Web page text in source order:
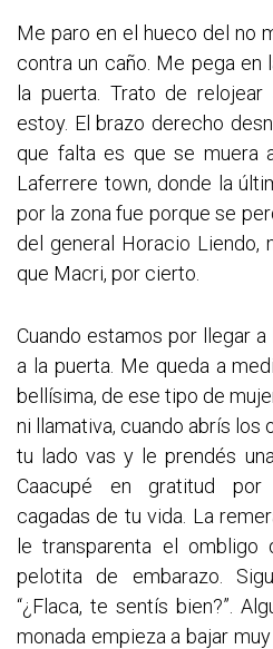
Me paro en el hueco del no
contra un caño. Me pega en
la puerta. Trato de
estoy. El brazo derecho
que falta es que se muera
Laferrere town, donde la
por la zona fue porque se
del general Horacio Liendo,
que Macri, por cierto.
Cuando estamos por llegar
a la puerta. Me queda a
bellísima, de ese tipo de
ni llamativa, cuando abrís los
tu lado vas y le prendés
Caacupé en gratitud
cagadas de tu vida. La
le transparenta el ombligo
pelotita de embarazo.
“¿Flaca, te sentís bien?”.
monada empieza a bajar